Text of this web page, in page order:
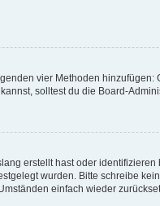
vier Methoden
solltest du die Board-
erstellt hast oder
wurden. Bitte schreibe
einfach wieder